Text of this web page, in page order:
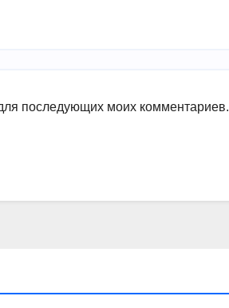
последующих моих комментариев.